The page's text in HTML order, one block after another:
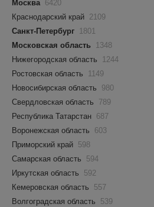
Москва 6420
Краснодарский край 2109
Санкт-Петербург 1801
Московская область 1348
Нижегородская область
1244
Ростовская область
1149
Новосибирская область
980
Свердловская область
789
Республика Татарстан 687
Воронежская область
603
Приморский край 598
Самарская область
594
Иркутская область
592
Кемеровская область
557
Волгоградская область
539